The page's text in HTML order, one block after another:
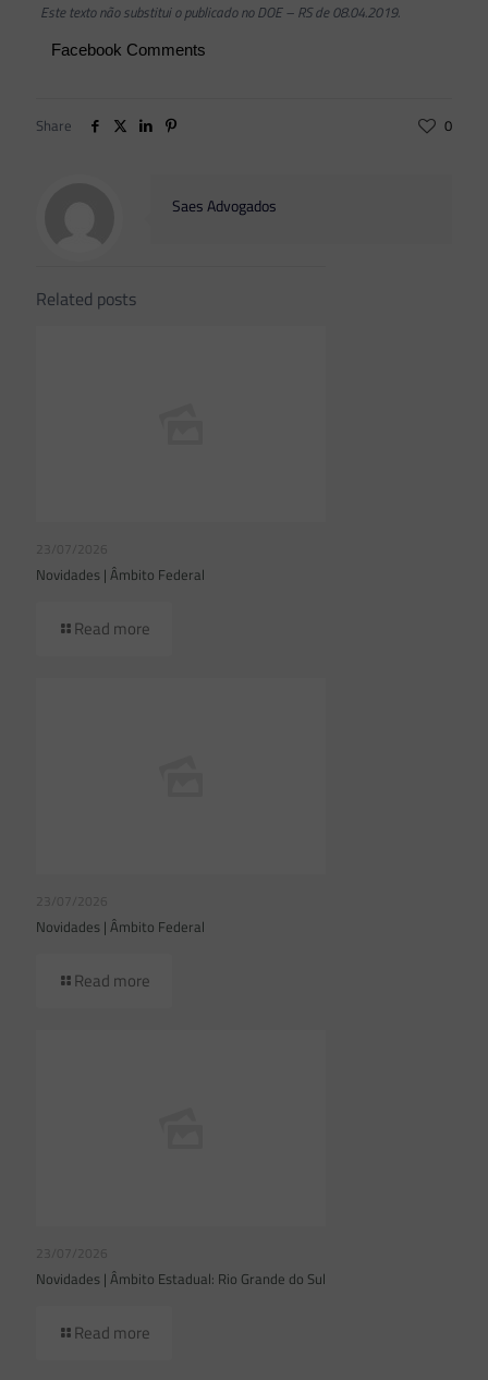
Este texto não substitui o publicado no DOE – RS de 08.04.2019.
Facebook Comments
Share 0
Saes Advogados
Related posts
23/07/2026
Novidades | Âmbito Federal
Read more
23/07/2026
Novidades | Âmbito Federal
Read more
23/07/2026
Novidades | Âmbito Estadual: Rio Grande do Sul
Read more